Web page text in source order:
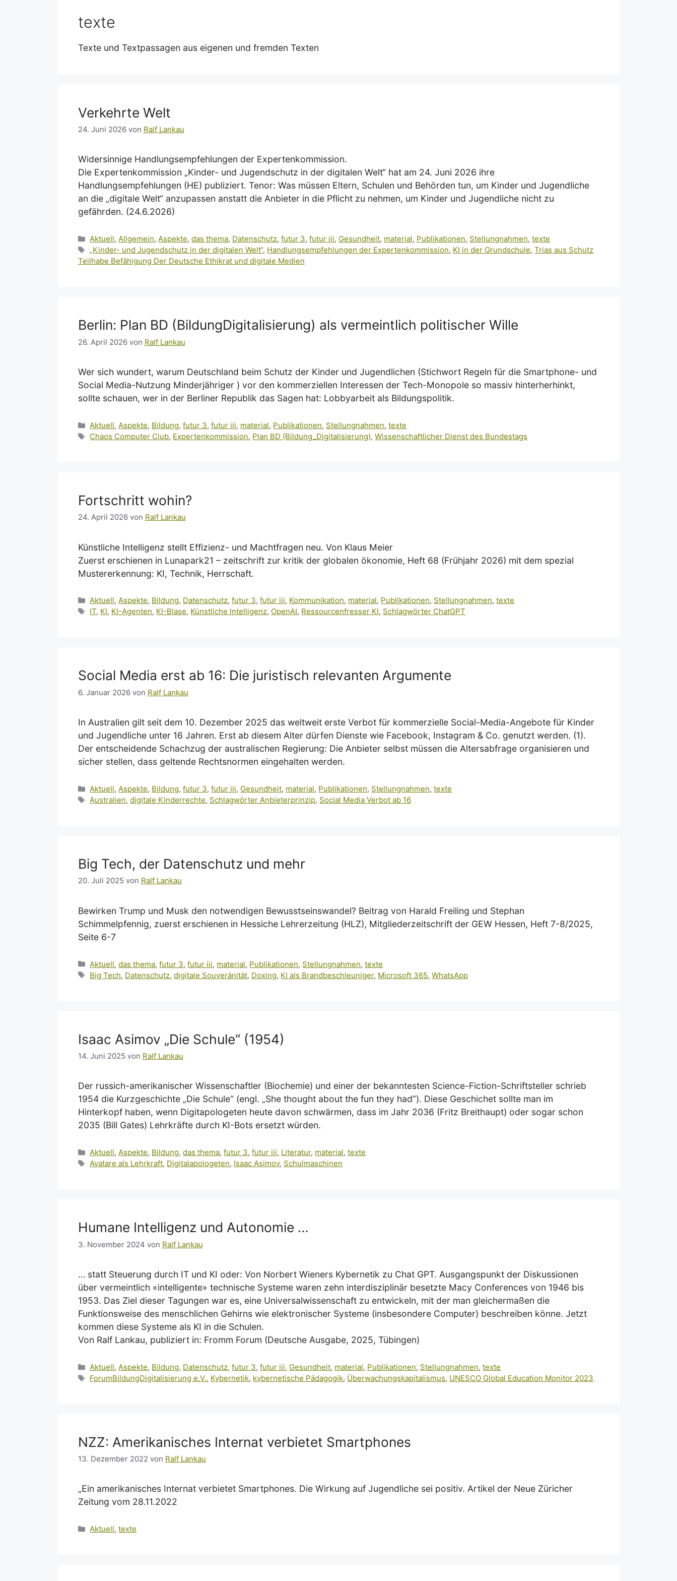
texte
Texte und Textpassagen aus eigenen und fremden Texten
Verkehrte Welt
24. Juni 2026 von Ralf Lankau
Widersinnige Handlungsempfehlungen der Expertenkommission.
Die Expertenkommission „Kinder- und Jugendschutz in der digitalen Welt“ hat am 24. Juni 2026 ihre
Handlungsempfehlungen (HE) publiziert. Tenor: Was müssen Eltern, Schulen und Behörden tun, um Kinder und Jugendliche
an die „digitale Welt“ anzupassen anstatt die Anbieter in die Pflicht zu nehmen, um Kinder und Jugendliche nicht zu
gefährden. (24.6.2026)
Kategorien
Aktuell,Allgemein,Aspekte,das thema, Datenschutz,futur 3,futur iii, Gesundheit, material, Publikationen, Stellungnahmen,texte
Schlagwörter
„Kinder- und Jugendschutz in der digitalen Welt“, Handlungsempfehlungen der Expertenkommission, KI in der Grundschule,Trias aus Schutz
Teilhabe Befähigung Der Deutsche Ethikrat und digitale Medien
Berlin: Plan BD (BildungDigitalisierung) als vermeintlich politischer Wille
26. April 2026 von Ralf Lankau
Wer sich wundert, warum Deutschland beim Schutz der Kinder und Jugendlichen (Stichwort Regeln für die Smartphone- und
Social Media-Nutzung Minderjähriger ) vor den kommerziellen Interessen der Tech-Monopole so massiv hinterherhinkt,
sollte schauen, wer in der Berliner Republik das Sagen hat: Lobbyarbeit als Bildungspolitik.
Kategorien
Aktuell,Aspekte, Bildung,futur 3,futur iii, material, Publikationen, Stellungnahmen,texte
Schlagwörter
Chaos Computer Club, Expertenkommission, Plan BD (Bildung_Digitalisierung),Wissenschaftlicher Dienst des Bundestags
Fortschritt wohin?
24. April 2026 von Ralf Lankau
Künstliche Intelligenz stellt Effizienz- und Machtfragen neu. Von Klaus Meier
Zuerst erschienen in Lunapark21 – zeitschrift zur kritik der globalen ökonomie, Heft 68 (Frühjahr 2026) mit dem spezial
Mustererkennung: KI, Technik, Herrschaft.
Kategorien
Aktuell,Aspekte, Bildung, Datenschutz,futur 3,futur iii, Kommunikation, material, Publikationen, Stellungnahmen,texte
Schlagwörter
IT, KI , KI-Agenten, KI-Blase, Künstliche Intelligenz, OpenAI , Ressourcenfresser KI , Schlagwörter ChatGPT
Social Media erst ab 16: Die juristisch relevanten Argumente
6. Januar 2026 von Ralf Lankau
In Australien gilt seit dem 10. Dezember 2025 das weltweit erste Verbot für kommerzielle Social-Media-Angebote für Kinder
und Jugendliche unter 16 Jahren. Erst ab diesem Alter dürfen Dienste wie Facebook, Instagram & Co. genutzt werden. (1).
Der entscheidende Schachzug der australischen Regierung: Die Anbieter selbst müssen die Altersabfrage organisieren und
sicher stellen, dass geltende Rechtsnormen eingehalten werden.
Kategorien
Aktuell,Aspekte, Bildung,futur 3,futur iii, Gesundheit, material, Publikationen, Stellungnahmen,texte
Schlagwörter
Australien,digitale Kinderrechte, Schlagwörter Anbieterprinzip, Social Media Verbot ab 16
Big Tech, der Datenschutz und mehr
20. Juli 2025 von Ralf Lankau
Bewirken Trump und Musk den notwendigen Bewusstseinswandel? Beitrag von Harald Freiling und Stephan
Schimmelpfennig, zuerst erschienen in Hessiche Lehrerzeitung (HLZ), Mitgliederzeitschrift der GEW Hessen, Heft 7-8/2025,
Seite 6-7
Kategorien
Aktuell,das thema,futur 3,futur iii, material, Publikationen, Stellungnahmen,texte
Schlagwörter
Big Tech, Datenschutz,digitale Souveränität, Doxing, KI als Brandbeschleuniger, Microsoft 365,WhatsApp
Isaac Asimov „Die Schule“ (1954)
14. Juni 2025 von Ralf Lankau
Der russich-amerikanischer Wissenschaftler (Biochemie) und einer der bekanntesten Science-Fiction-Schriftsteller schrieb
1954 die Kurzgeschichte „Die Schule“ (engl. „She thought about the fun they had“). Diese Geschichet sollte man im
Hinterkopf haben, wenn Digitapologeten heute davon schwärmen, dass im Jahr 2036 (Fritz Breithaupt) oder sogar schon
2035 (Bill Gates) Lehrkräfte durch KI-Bots ersetzt würden.
Kategorien
Aktuell,Aspekte, Bildung,das thema,futur 3,futur iii, Literatur, material,texte
Schlagwörter
Avatare als Lehrkraft, Digitalapologeten, Isaac Asimov, Schulmaschinen
Humane Intelligenz und Autonomie …
3. November 2024 von Ralf Lankau
… statt Steuerung durch IT und KI oder: Von Norbert Wieners Kybernetik zu Chat GPT. Ausgangspunkt der Diskussionen
über vermeintlich «intelligente» technische Systeme waren zehn interdisziplinär besetzte Macy Conferences von 1946 bis
1953. Das Ziel dieser Tagungen war es, eine Universalwissenschaft zu entwickeln, mit der man gleichermaßen die
Funktionsweise des menschlichen Gehirns wie elektronischer Systeme (insbesondere Computer) beschreiben könne. Jetzt
kommen diese Systeme als KI in die Schulen.
Von Ralf Lankau, publiziert in: Fromm Forum (Deutsche Ausgabe, 2025, Tübingen)
Kategorien
Aktuell,Aspekte, Bildung, Datenschutz,futur 3,futur iii, Gesundheit, material, Publikationen, Stellungnahmen,texte
Schlagwörter
ForumBildungDigitalisierung e.V., Kybernetik, kybernetische Pädagogik, Überwachungskapitalismus, UNESCO Global Education Monitor 2023
NZZ: Amerikanisches Internat verbietet Smartphones
13. Dezember 2022 von Ralf Lankau
„Ein amerikanisches Internat verbietet Smartphones. Die Wirkung auf Jugendliche sei positiv. Artikel der Neue Züricher
Zeitung vom 28.11.2022
Kategorien
Aktuell,texte